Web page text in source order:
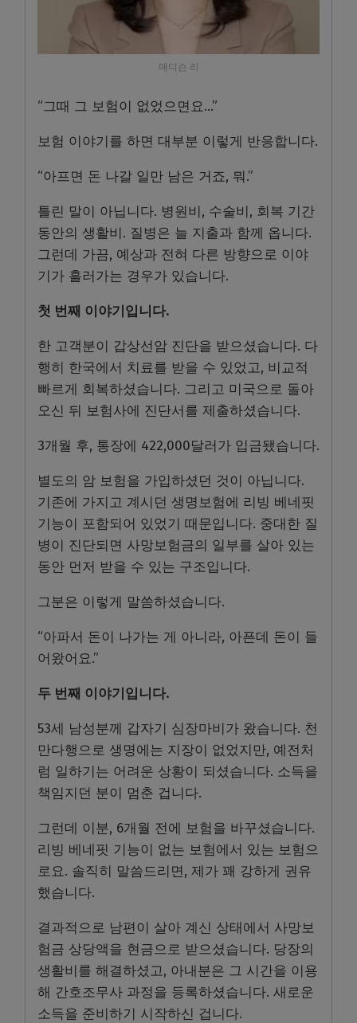
매디슨 리
“그때 그 보험이 없었으면요…”
보험 이야기를 하면 대부분 이렇게 반응합니다.
“아프면 돈 나갈 일만 남은 거죠, 뭐.”
틀린 말이 아닙니다. 병원비, 수술비, 회복 기간
동안의 생활비. 질병은 늘 지출과 함께 옵니다.
그런데 가끔, 예상과 전혀 다른 방향으로 이야
기가 흘러가는 경우가 있습니다.
첫 번째 이야기입니다.
한 고객분이 갑상선암 진단을 받으셨습니다. 다
행히 한국에서 치료를 받을 수 있었고, 비교적
빠르게 회복하셨습니다. 그리고 미국으로 돌아
오신 뒤 보험사에 진단서를 제출하셨습니다.
3개월 후, 통장에 422,000달러가 입금됐습니다.
별도의 암 보험을 가입하셨던 것이 아닙니다.
기존에 가지고 계시던 생명보험에 리빙 베네핏
기능이 포함되어 있었기 때문입니다. 중대한 질
병이 진단되면 사망보험금의 일부를 살아 있는
동안 먼저 받을 수 있는 구조입니다.
그분은 이렇게 말씀하셨습니다.
“아파서 돈이 나가는 게 아니라, 아픈데 돈이 들
어왔어요.”
두 번째 이야기입니다.
53세 남성분께 갑자기 심장마비가 왔습니다. 천
만다행으로 생명에는 지장이 없었지만, 예전처
럼 일하기는 어려운 상황이 되셨습니다. 소득을
책임지던 분이 멈춘 겁니다.
그런데 이분, 6개월 전에 보험을 바꾸셨습니다.
리빙 베네핏 기능이 없는 보험에서 있는 보험으
로요. 솔직히 말씀드리면, 제가 꽤 강하게 권유
했습니다.
결과적으로 남편이 살아 계신 상태에서 사망보
험금 상당액을 현금으로 받으셨습니다. 당장의
생활비를 해결하셨고, 아내분은 그 시간을 이용
해 간호조무사 과정을 등록하셨습니다. 새로운
소득을 준비하기 시작하신 겁니다.